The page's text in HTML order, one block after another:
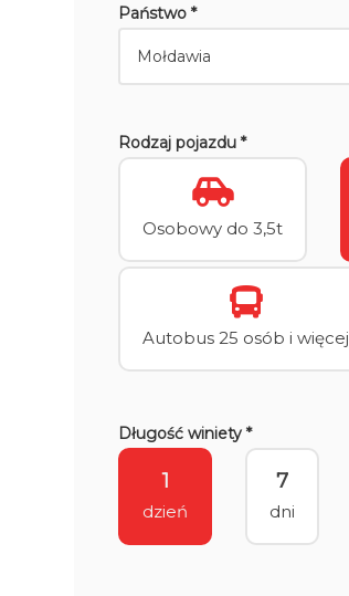
Państwo *
Rodzaj pojazdu *
Osobowy do 3,5t
Autobus 25 osób i więcej
Długość winiety *
1
dzień
7
dni